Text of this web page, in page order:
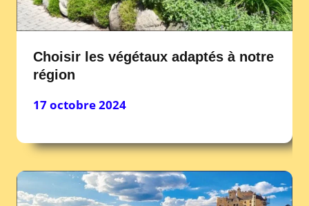
Choisir les végétaux adaptés à notre
région
17 octobre 2024